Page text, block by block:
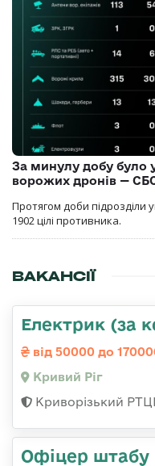
За минулу добу було
ворожих дронів —
Протягом доби
1902 цілі противника.
ВАКАНСІЇ
Електрик (за
від 50000 до
Кривий Ріг
Криворізький
Офіцер штабу